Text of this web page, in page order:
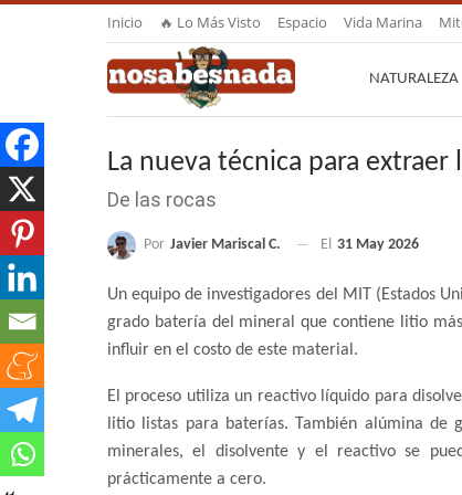
Inicio 🔥 Lo Más Visto Espacio Vida Marina
NATURALEZA
La nueva técnica para extraer
De las rocas
Por Javier Mariscal C. El 31 May 2026
Un equipo de investigadores del MIT (Estados
grado batería del mineral que contiene litio
influir en el costo de este material.
El proceso utiliza un reactivo líquido para
litio listas para baterías. También alúmina de
minerales, el disolvente y el reactivo se
prácticamente a cero.